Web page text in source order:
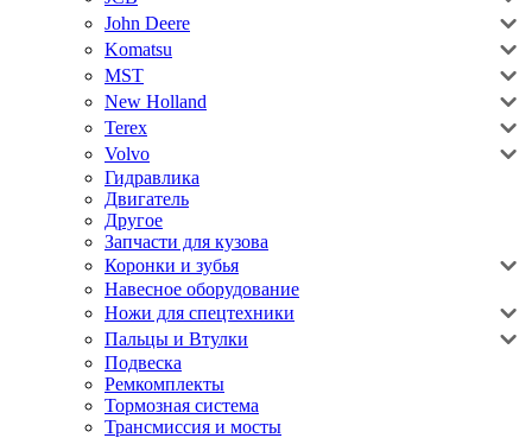
John Deere
Komatsu
MST
New Holland
Terex
Volvo
Гидравлика
Двигатель
Другое
Запчасти для кузова
Коронки и зубья
Навесное оборудование
Ножи для спецтехники
Пальцы и Втулки
Подвеска
Ремкомплекты
Тормозная система
Трансмиссия и мосты